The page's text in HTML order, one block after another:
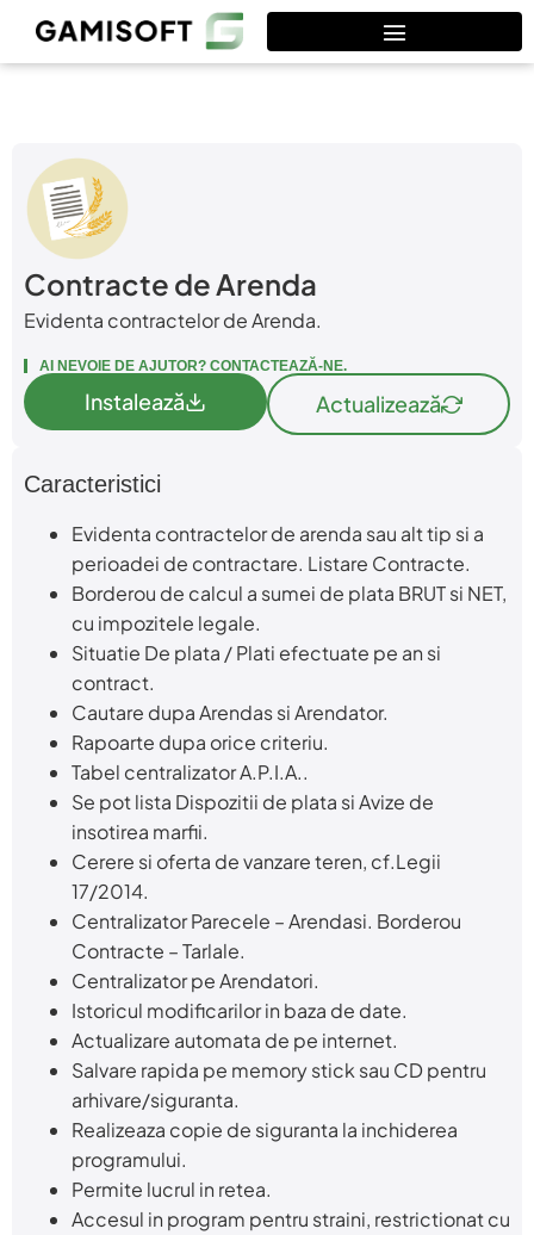
Contracte de Arenda
Evidenta contractelor de Arenda.
AI NEVOIE DE AJUTOR? CONTACTEAZĂ-NE.
Instalează Actualizează
Caracteristici
Evidenta contractelor de arenda sau alt tip si a
perioadei de contractare. Listare Contracte.
Borderou de calcul a sumei de plata BRUT si NET,
cu impozitele legale.
Situatie De plata / Plati efectuate pe an si
contract.
Cautare dupa Arendas si Arendator.
Rapoarte dupa orice criteriu.
Tabel centralizator A.P.I.A..
Se pot lista Dispozitii de plata si Avize de
insotirea marfii.
Cerere si oferta de vanzare teren, cf.Legii
17/2014.
Centralizator Parecele – Arendasi. Borderou
Contracte – Tarlale.
Centralizator pe Arendatori.
Istoricul modificarilor in baza de date.
Actualizare automata de pe internet.
Salvare rapida pe memory stick sau CD pentru
arhivare/siguranta.
Realizeaza copie de siguranta la inchiderea
programului.
Permite lucrul in retea.
Accesul in program pentru straini, restrictionat cu